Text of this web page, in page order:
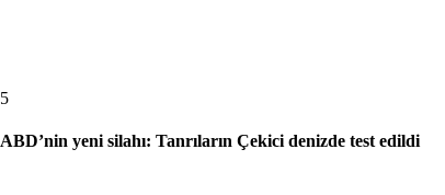
5
ABD’nin yeni silahı: Tanrıların Çekici denizde test edildi